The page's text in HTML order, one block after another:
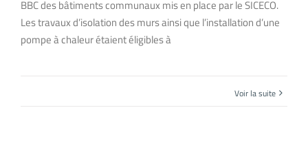
BBC des bâtiments communaux mis en place par le SICECO.
Les travaux d’isolation des murs ainsi que l’installation d’une
pompe à chaleur étaient éligibles à
Voir la suite